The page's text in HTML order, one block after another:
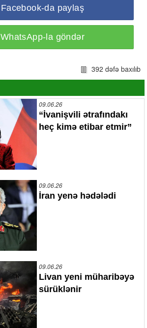
Facebook-da paylaş
WhatsApp-la göndər
392 dəfə baxılıb
09.06.26
“İvanişvili ətrafındakı
heç kimə etibar etmir”
09.06.26
İran yenə hədələdi
09.06.26
Livan yeni müharibəyə
sürüklənir